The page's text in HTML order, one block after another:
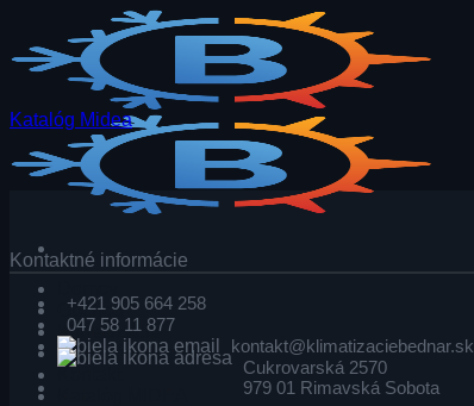
content
Obchod
Klimatizácie
Tepelné čerpadlá
Katalóg Midea
Kontaktné informácie
+421 905 664 258
047 58 11 877
kontakt@klimatizaciebednar.sk
Cukrovarská 2570
979 01 Rimavská Sobota